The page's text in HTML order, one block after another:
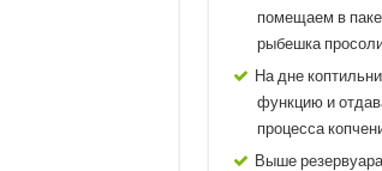
помещаем в
рыбешка
На дне
функцию и
процесса
Выше